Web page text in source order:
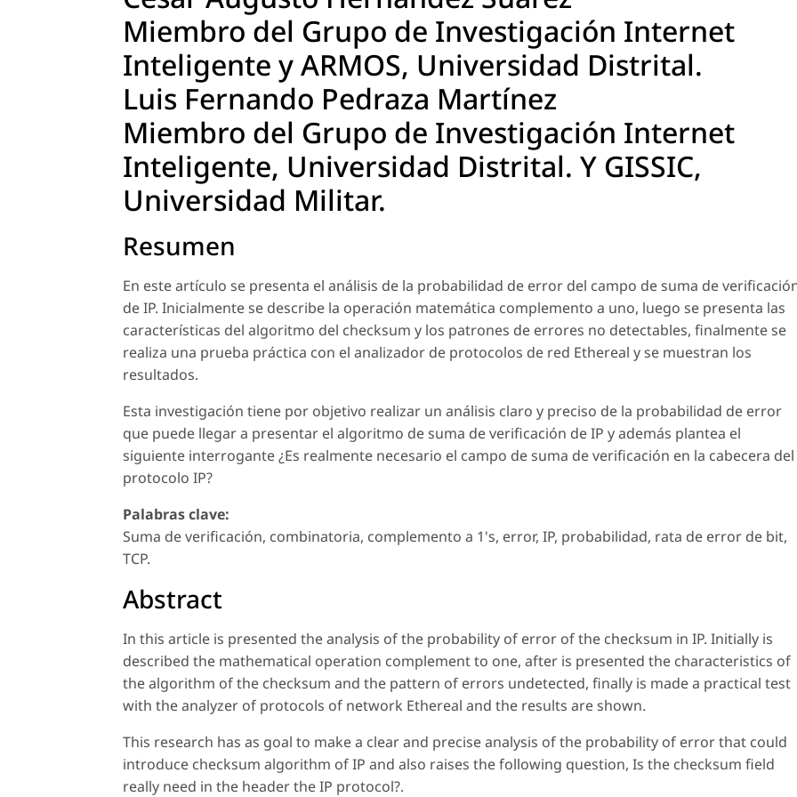
Miembro del Grupo de Investigación Internet
Inteligente y ARMOS, Universidad Distrital.
Luis Fernando Pedraza Martínez
Miembro del Grupo de Investigación Internet
Inteligente, Universidad Distrital. Y GISSIC,
Universidad Militar.
Resumen
En este artículo se presenta el análisis de la probabilidad de error del campo de suma de
de IP. Inicialmente se describe la operación matemática complemento a uno, luego se presenta las
características del algoritmo del checksum y los patrones de errores no detectables, finalmente se
realiza una prueba práctica con el analizador de protocolos de red Ethereal y se muestran los
resultados.
Esta investigación tiene por objetivo realizar un análisis claro y preciso de la probabilidad de error
que puede llegar a presentar el algoritmo de suma de verificación de IP y además plantea el
siguiente interrogante ¿Es realmente necesario el campo de suma de verificación en la cabecera del
protocolo IP?
Palabras clave:
Suma de verificación, combinatoria, complemento a 1's, error, IP, probabilidad, rata de error de bit,
TCP.
Abstract
In this article is presented the analysis of the probability of error of the checksum in IP. Initially is
described the mathematical operation complement to one, after is presented the characteristics of
the algorithm of the checksum and the pattern of errors undetected, finally is made a practical test
with the analyzer of protocols of network Ethereal and the results are shown.
This research has as goal to make a clear and precise analysis of the probability of error that could
introduce checksum algorithm of IP and also raises the following question, Is the checksum field
really need in the header the IP protocol?.